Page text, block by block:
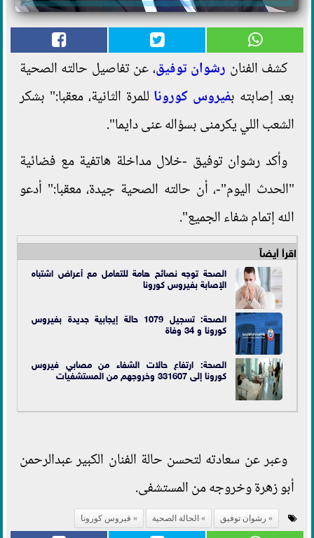
كشف الفنان رشوان توفيق، عن تفاصيل حالته الصحية
بعد إصابته بفيروس كورونا للمرة الثانية، معقبا:" بشكر
الشعب اللي يكرمنى بسؤاله عنى دايما".
وأكد رشوان توفيق -خلال مداخلة هاتفية مع فضائية
"الحدث اليوم"-، أن حالته الصحية جيدة، معقبا:" أدعو
الله إتمام شفاء الجميع".
اقرأ أيضاً
الصحة توجه نصائح هامة للتعامل مع أعراض اشتباه
الإصابة بفيروس كورونا
الصحة: تسجيل 1079 حالة إيجابية جديدة بفيروس
كورونا و 34 وفاة
الصحة: ارتفاع حالات الشفاء من مصابي فيروس
كورونا إلى 331607 وخروجهم من المستشفيات
وعبر عن سعادته لتحسن حالة الفنان الكبير عبدالرحمن
أبو زهرة وخروجه من المستشفى.
رشوان توفيق الحالة الصحية فيروس كورونا